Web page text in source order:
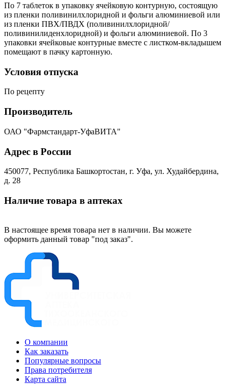
По 7 таблеток в упаковку ячейковую контурную, состоящую
из пленки поливинилхлоридной и фольги алюминиевой или
из пленки ПВХ/ПВДХ (поливинилхлоридной/
поливинилиденхлоридной) и фольги алюминиевой. По 3
упаковки ячейковые контурные вместе с листком-вкладышем
помещают в пачку картонную.
Условия отпуска
По рецепту
Производитель
ОАО "Фармстандарт-УфаВИТА"
Адрес в России
450077, Республика Башкортостан, г. Уфа, ул. Худайбердина,
д. 28
Наличие товара в аптеках
В настоящее время товара нет в наличии. Вы можете
оформить данный товар "под заказ".
О компании
Как заказать
Популярные вопросы
Права потребителя
Карта сайта